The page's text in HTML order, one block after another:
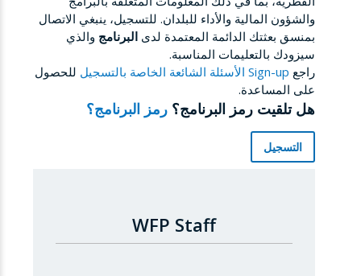
والشؤون المالية والأداء للبلدان. للتسجيل، ينبغي الاتصال
بمنسق بعثتك الدائمة المعتمدة لدى البرنامج والذي
سيزودك بالتعليمات المناسبة.
راجع Sign-up الأسئلة الشائعة الخاصة بالتسجيل
للحصول
على المساعدة.
هل تلقيت رمز البرنامج؟ رمز البرنامج؟
التسجيل
WFP Staff